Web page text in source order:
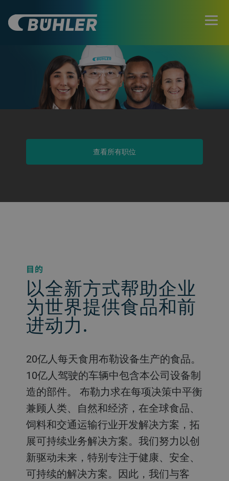
查看所有职位
目的
以全新方式帮助企业
为世界提供食品和前
进动力.
20亿人每天食用布勒设备生产的食品。
10亿人驾驶的车辆中包含本公司设备制
造的部件。 布勒力求在每项决策中平衡
兼顾人类、自然和经济，在全球食品、
饲料和交通运输行业开发解决方案，拓
展可持续业务解决方案。我们努力以创
新驱动未来，特别专注于健康、安全、
可持续的解决方案。因此，我们与客